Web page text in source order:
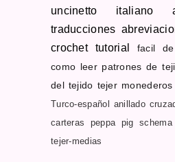
uncinetto
italiano
traducciones
crochet tutorial
facil
como leer patrones de
del tejido tejer monederos
Turco-español anillado
carteras
peppa pig
tejer-medias